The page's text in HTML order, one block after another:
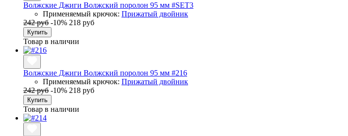
Волжские Джиги Волжский поролон 95 мм #SET3
Применяемый крючок: Прижатый двойник
242 руб -10% 218 руб
Купить
Товар в наличии
Волжские Джиги Волжский поролон 95 мм #216
Применяемый крючок: Прижатый двойник
242 руб -10% 218 руб
Купить
Товар в наличии